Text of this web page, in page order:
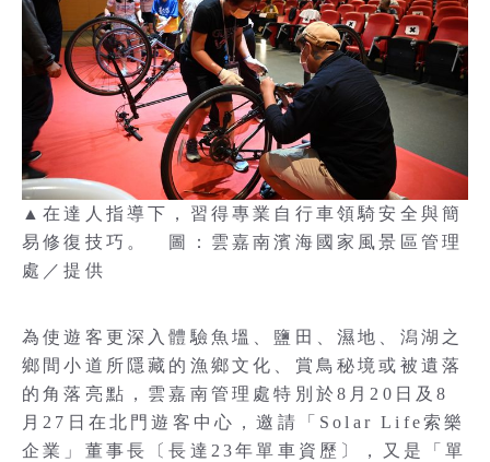
▲在達人指導下，習得專業自行車領騎安全與簡
易修復技巧。 圖：雲嘉南濱海國家風景區管理
處／提供
為使遊客更深入體驗魚塭、鹽田、濕地、潟湖之
鄉間小道所隱藏的漁鄉文化、賞鳥秘境或被遺落
的角落亮點，雲嘉南管理處特別於8月20日及8
月27日在北門遊客中心，邀請「Solar Life索樂
企業」董事長〔長達23年單車資歷〕，又是「單